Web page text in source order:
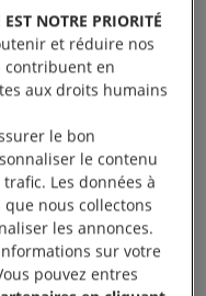
cible.
leurs droits
de
EST NOTRE PRIORITÉ
et réduire nos
contribuent en
aux droits humains
le bon
le contenu
Les données à
nous collectons
les annonces.
sur votre
pouvez entres